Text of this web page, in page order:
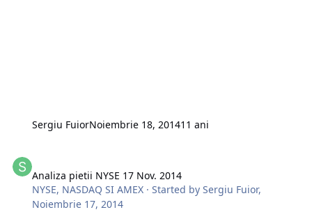
Sergiu FuiorNoiembrie 18, 201411 ani
Analiza pietii NYSE 17 Nov. 2014
NYSE, NASDAQ SI AMEX · Started bySergiu Fuior,
Noiembrie 17, 2014